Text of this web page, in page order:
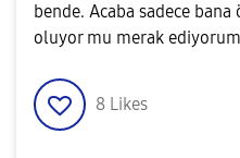
bende. Acaba sadece
oluyor mu merak
8 Likes